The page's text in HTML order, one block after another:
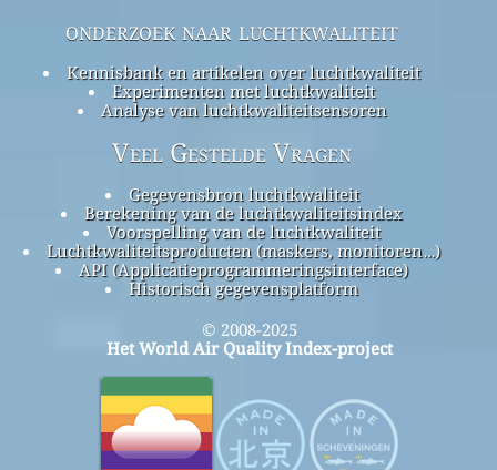
onderzoek naar luchtkwaliteit
Kennisbank en artikelen over luchtkwaliteit
Experimenten met luchtkwaliteit
Analyse van luchtkwaliteitsensoren
Veel Gestelde Vragen
Gegevensbron luchtkwaliteit
Berekening van de luchtkwaliteitsindex
Voorspelling van de luchtkwaliteit
Luchtkwaliteitsproducten (maskers, monitoren…)
API (Applicatieprogrammeringsinterface)
Historisch gegevensplatform
© 2008-2025
Het World Air Quality Index-project